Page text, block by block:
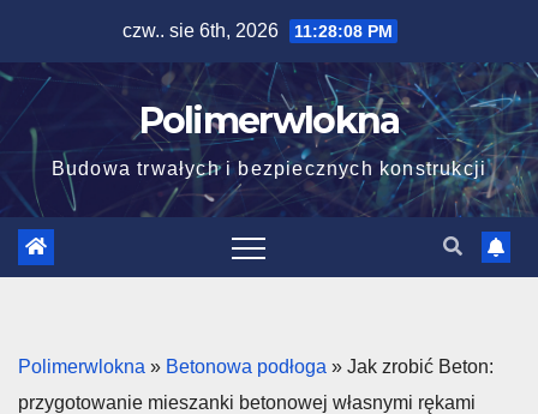
content
czw.. sie 6th, 2026 11:28:09 PM
Polimerwlokna
Budowa trwałych i bezpiecznych konstrukcji
Polimerwlokna » Betonowa podłoga » Jak zrobić Beton:
przygotowanie mieszanki betonowej własnymi rękami